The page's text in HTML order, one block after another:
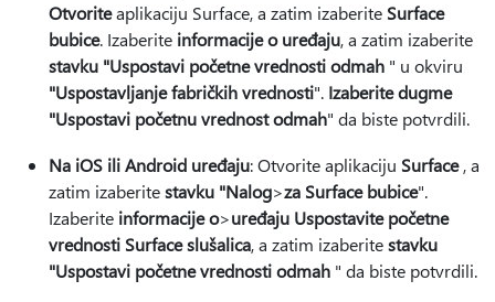
Otvoriteaplikaciju Surface, a zatim izaberite Surface
bubice. Izaberite informacije o uređaju, a zatim izaberite
stavku "Uspostavi početne vrednosti odmah " u okviru
"Uspostavljanje fabričkih vrednosti". Izaberite dugme
"Uspostavi početnu vrednost odmah" da biste potvrdili.
Na iOS ili Android uređaju: Otvorite aplikaciju Surface, a
zatim izaberitestavku "Nalog>za Surface bubice".
Izaberite informacije o>uređaju Uspostavite početne
vrednosti Surface slušalica, a zatim izaberitestavku
"Uspostavi početne vrednosti odmah " da biste potvrdili.